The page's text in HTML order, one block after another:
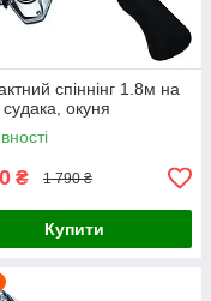
спіннінг 1.8м на
окуня
₴ 1 790 ₴
Купити